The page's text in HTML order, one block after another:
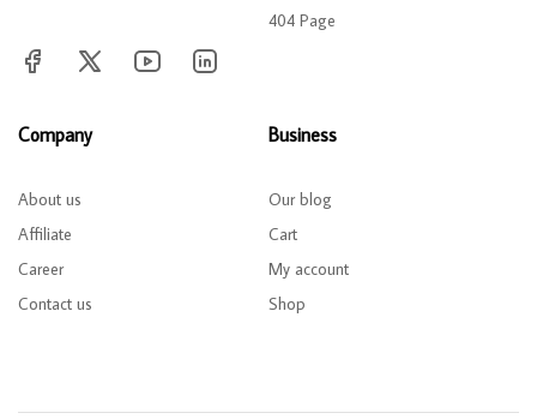
404 Page
Company
About us
Affiliate
Career
Contact us
Business
Our blog
Cart
My account
Shop